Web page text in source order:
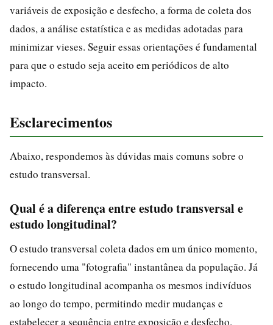
variáveis de exposição e desfecho, a forma de coleta dos
dados, a análise estatística e as medidas adotadas para
minimizar vieses. Seguir essas orientações é fundamental
para que o estudo seja aceito em periódicos de alto
impacto.
Esclarecimentos
Abaixo, respondemos às dúvidas mais comuns sobre o
estudo transversal.
Qual é a diferença entre estudo transversal e
estudo longitudinal?
O estudo transversal coleta dados em um único momento,
fornecendo uma "fotografia" instantânea da população. Já
o estudo longitudinal acompanha os mesmos indivíduos
ao longo do tempo, permitindo medir mudanças e
estabelecer a sequência entre exposição e desfecho.